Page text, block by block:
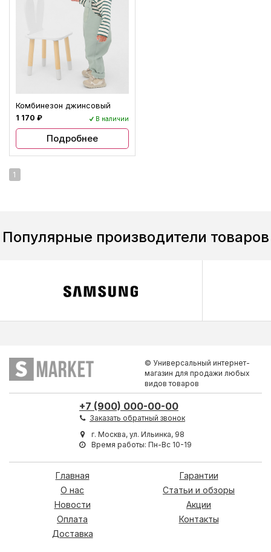
Комбинезон джинсовый
1 170 ₽ В наличии
Подробнее
1
Популярные производители товаров
© Универсальный интернет-
магазин для продажи любых
видов товаров
+7 (900) 000-00-00
Заказать обратный звонок
г. Москва, ул. Ильинка, 98
Время работы: Пн-Вс 10-19
Главная
О нас
Новости
Оплата
Доставка
Гарантии
Статьи и обзоры
Акции
Контакты